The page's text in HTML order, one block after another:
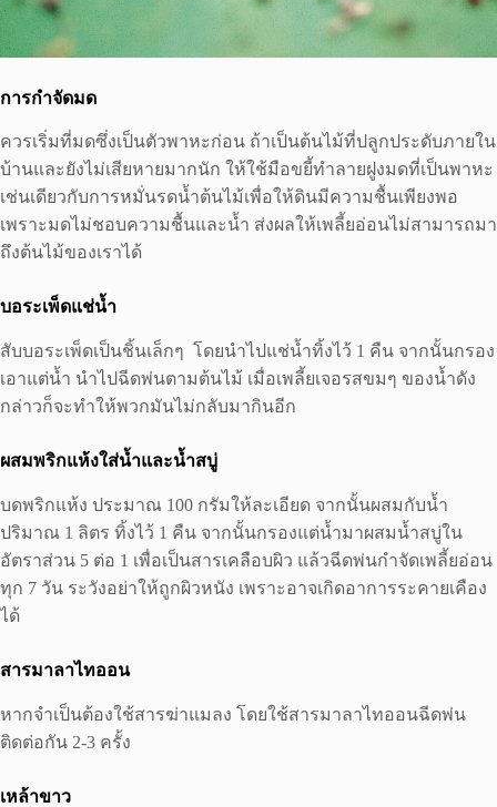
การกำจัดมด
ควรเริ่มที่มดซึ่งเป็นตัวพาหะก่อน ถ้าเป็นต้นไม้ที่ปลูกประดับภายใน
บ้านและยังไม่เสียหายมากนัก ให้ใช้มือขยี้ทําลายฝูงมดที่เป็นพาหะ
เช่นเดียวกับการหมั่นรดน้ำต้นไม้เพื่อให้ดินมีความชื้นเพียงพอ
เพราะมดไม่ชอบความชื้นและน้ำ ส่งผลให้เพลี้ยอ่อนไม่สามารถมา
ถึงต้นไม้ของเราได้
บอระเพ็ดแช่น้ำ
สับบอระเพ็ดเป็นชิ้นเล็กๆ โดยนำไปแช่น้ำทิ้งไว้ 1 คืน จากนั้นกรอง
เอาแต่น้ำ นำไปฉีดพ่นตามต้นไม้ เมื่อเพลี้ยเจอรสขมๆ ของน้ำดัง
กล่าวก็จะทำให้พวกมันไม่กลับมากินอีก
ผสมพริกแห้งใส่น้ำและน้ำสบู่
บดพริกแห้ง ประมาณ 100 กรัมให้ละเอียด จากนั้นผสมกับน้ำ
ปริมาณ 1 ลิตร ทิ้งไว้ 1 คืน จากนั้นกรองแต่น้ำมาผสมน้ำสบู่ใน
อัตราส่วน 5 ต่อ 1 เพื่อเป็นสารเคลือบผิว แล้วฉีดพ่นกําจัดเพลี้ยอ่อน
ทุก 7 วัน ระวังอย่าให้ถูกผิวหนัง เพราะอาจเกิดอาการระคายเคือง
ได้
สารมาลาไทออน
หากจําเป็นต้องใช้สารฆ่าแมลง โดยใช้สารมาลาไทออนฉีดพ่น
ติดต่อกัน 2-3 ครั้ง
เหล้าขาว